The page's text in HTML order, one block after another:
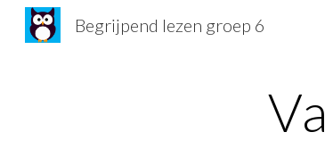
Begrijpend lezen groep 6